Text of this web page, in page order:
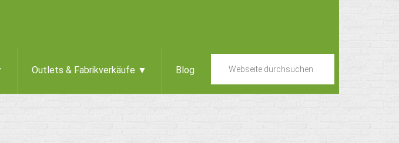
Outlets & Fabrikverkäufe ▼ Blog